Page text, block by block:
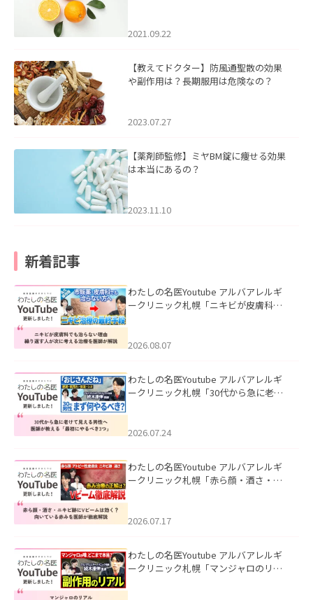
2021.09.22
【教えてドクター】防風通聖散の効果
や副作用は？長期服用は危険なの？
2023.07.27
【薬剤師監修】ミヤBM錠に痩せる効果
は本当にあるの？
2023.11.10
新着記事
わたしの名医Youtube アルバアレルギ
ークリニック札幌「ニキビが皮膚科で
ました。
2026.08.07
わたしの名医Youtube アルバアレルギ
ークリニック札幌「30代から急に老け
た。
2026.07.24
わたしの名医Youtube アルバアレルギ
ークリニック札幌「赤ら顔・酒さ・ニ
した。
2026.07.17
わたしの名医Youtube アルバアレルギ
ークリニック札幌「マンジャロのリア